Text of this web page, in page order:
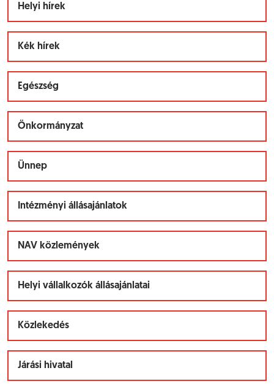
Helyi hírek
Kék hírek
Egészség
Önkormányzat
Ünnep
Intézményi állásajánlatok
NAV közlemények
Helyi vállalkozók állásajánlatai
Közlekedés
Járási hivatal